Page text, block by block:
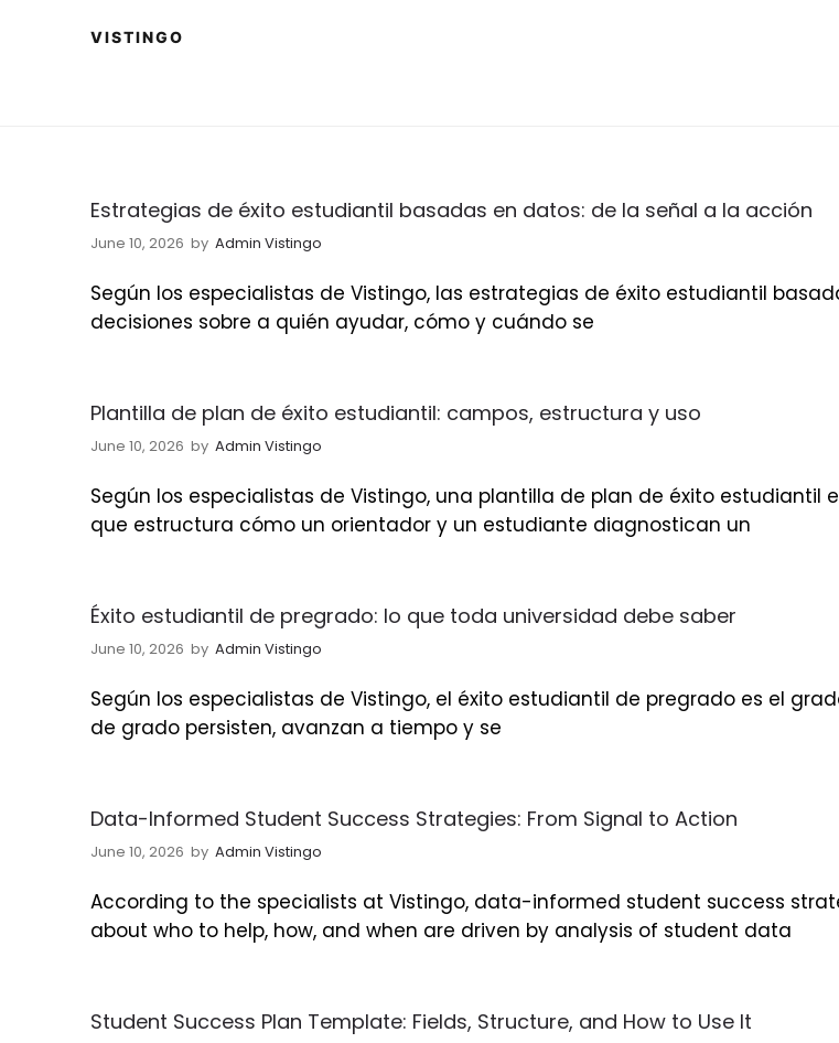
Estrategias de éxito estudiantil basadas en datos: de la señal a la acción
June 10, 2026 by Admin Vistingo
Según los especialistas de Vistingo, las estrategias de éxito estudiantil
decisiones sobre a quién ayudar, cómo y cuándo se
Plantilla de plan de éxito estudiantil: campos, estructura y uso
June 10, 2026 by Admin Vistingo
Según los especialistas de Vistingo, una plantilla de plan de éxito estudiantil
que estructura cómo un orientador y un estudiante diagnostican un
Éxito estudiantil de pregrado: lo que toda universidad debe saber
June 10, 2026 by Admin Vistingo
Según los especialistas de Vistingo, el éxito estudiantil de pregrado es el
de grado persisten, avanzan a tiempo y se
Data-Informed Student Success Strategies: From Signal to Action
June 10, 2026 by Admin Vistingo
According to the specialists at Vistingo, data-informed student success
about who to help, how, and when are driven by analysis of student data
Student Success Plan Template: Fields, Structure, and How to Use It